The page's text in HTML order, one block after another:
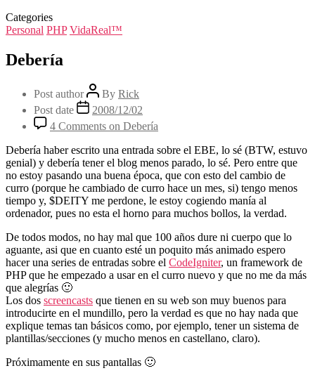
Categories
Personal PHP VidaReal™
Debería
Post author By Rick
Post date
2008/12/02
4 Comments on Debería
Debería haber escrito una entrada sobre el EBE, lo sé (BTW, estuvo
genial) y debería tener el blog menos parado, lo sé. Pero entre que
no estoy pasando una buena época, que con esto del cambio de
curro (porque he cambiado de curro hace un mes, si) tengo menos
tiempo y, $DEITY me perdone, le estoy cogiendo manía al
ordenador, pues no esta el horno para muchos bollos, la verdad.
De todos modos, no hay mal que 100 años dure ni cuerpo que lo
aguante, asi que en cuanto esté un poquito más animado espero
hacer una series de entradas sobre el CodeIgniter, un framework de
PHP que he empezado a usar en el curro nuevo y que no me da más
que alegrías 🙂
Los dos screencasts que tienen en su web son muy buenos para
introducirte en el mundillo, pero la verdad es que no hay nada que
explique temas tan básicos como, por ejemplo, tener un sistema de
plantillas/secciones (y mucho menos en castellano, claro).
Próximamente en sus pantallas 🙂